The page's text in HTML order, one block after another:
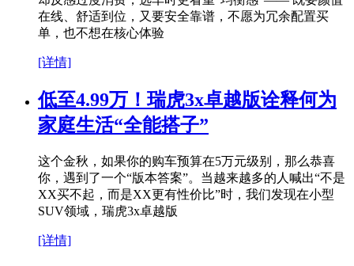
在线、舒适到位，又要安全靠谱，不愿为冗余配置买
单，也不想在核心体验
[详情]
低至4.99万！瑞虎3x卓越版诠释何为
家庭生活“全能搭子”
这个金秋，如果你的购车预算在5万元级别，那么恭喜
你，遇到了一个“版本答案”。当越来越多的人喊出“不是
XX买不起，而是XX更有性价比”时，我们发现在小型
SUV领域，瑞虎3x卓越版
[详情]